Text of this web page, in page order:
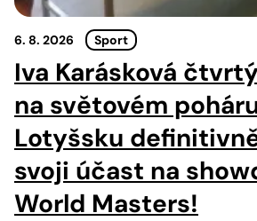
6. 8. 2026 Sport
Iva Karásková
na světovém
Lotyšsku
svoji účast na
World Masters!